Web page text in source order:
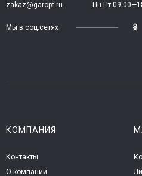
zakaz@garopt.ru Пн-Пт
Мы в соц.сетях
КОМПАНИЯ
Контакты
О компании